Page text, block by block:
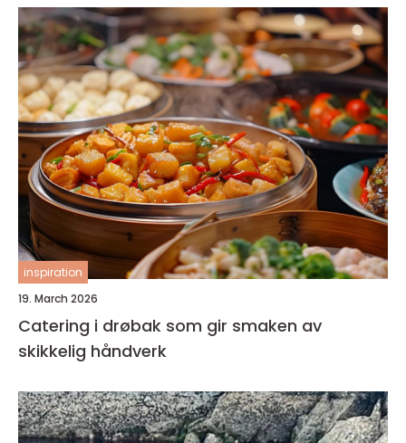
inspiration
19. March 2026
Catering i drøbak som gir smaken av
skikkelig håndverk